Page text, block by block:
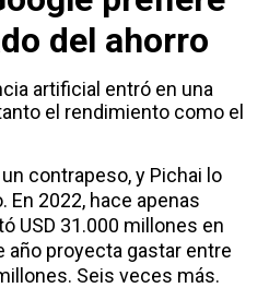
del ahorro
artificial entró en una
el rendimiento como el
contrapeso, y Pichai lo
En 2022, hace apenas
USD 31.000 millones en
año proyecta gastar entre
Seis veces más.